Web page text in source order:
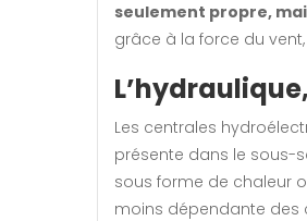
seulement propre,
grâce à la force du
Les centrales
présente dans le sous-
sous forme de chaleur
moins dépendante des